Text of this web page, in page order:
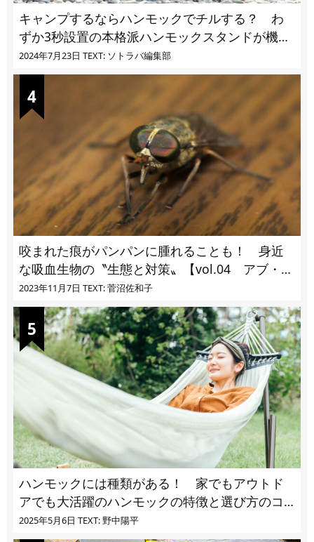
キャンプするならハンモックでチルする？ わ
ずか3秒設置の本格派ハンモックスタンドが機能
的過ぎる
2024年7月23日 TEXT: ソトラバ編集部
咬まれた痕がパンパンに腫れることも！ 身近
な吸血生物の〝生態と対策〟【vol.04 アブ・ブ
ユ・ヌカカ】
2023年11月7日 TEXT: 菅沼佐和子
ハンモックには種類がある！ 家でもアウトド
アでも大活躍のハンモックの特徴と選び方のコ
ツとは
2025年5月6日 TEXT: 野中陽平